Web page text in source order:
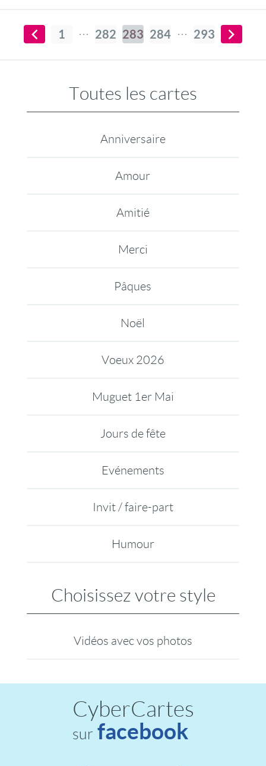
1 282 283 284 293
Toutes les cartes
Anniversaire
Amour
Amitié
Merci
Pâques
Noël
Voeux 2026
Muguet 1er Mai
Jours de fête
Evénements
Invit / faire-part
Humour
Choisissez votre style
Vidéos avec vos photos
CyberCartes
sur facebook